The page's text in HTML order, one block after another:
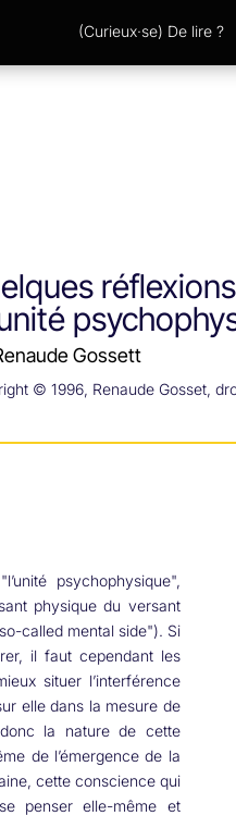
(Curieux·se) De lire ?
Gossett
© 1996, Renaude Gosset,
psychophysique",
physique du versant
called mental side"). Si
il faut cependant les
situer l’interférence
elle dans la mesure de
la nature de cette
de l’émergence de la
cette conscience qui
penser elle-même et